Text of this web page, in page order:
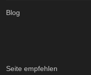
Blog
Seite empfehlen